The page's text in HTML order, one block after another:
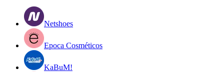
Netshoes
Epoca Cosméticos
KaBuM!